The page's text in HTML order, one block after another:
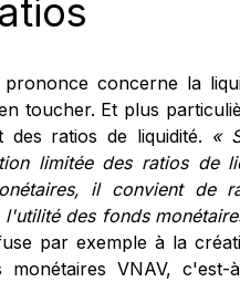
concerne la
toucher. Et plus
ratios de liquidité. «
limitée des ratios de
il convient de
des fonds
par exemple à la
monétaires VNAV,